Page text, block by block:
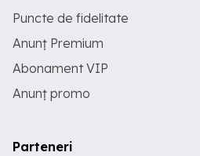
Puncte de fidelitate
Anunț Premium
Abonament VIP
Anunț promo
Parteneri